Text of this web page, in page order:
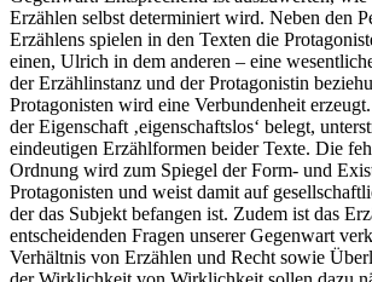
Erzählen selbst determiniert wird. Neben den
Erzählens spielen in den Texten die
einen, Ulrich in dem anderen – eine
der Erzählinstanz und der Protagonistin
Protagonisten wird eine Verbundenheit
der Eigenschaft ‚eigenschaftslos‘ belegt,
eindeutigen Erzählformen beider Texte. Die
Ordnung wird zum Spiegel der Form- und
Protagonisten und weist damit auf
der das Subjekt befangen ist. Zudem ist das
entscheidenden Fragen unserer Gegenwart
Verhältnis von Erzählen und Recht sowie